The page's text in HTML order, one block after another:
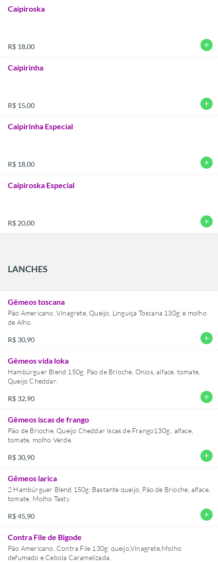
Caipiroska
R$ 18,00 add
Caipirinha
R$ 15,00 add
Caipirinha Especial
R$ 18,00 add
Caipiroska Especial
R$ 20,00 add
LANCHES
Gêmeos toscana
Pão Americano, Vinagrete, Queijo, Linguiça Toscana 130g: e molho
de Alho.
R$ 30,90 add
Gêmeos vida loka
Hambúrguer Blend 150g: Pão de Brioche, Onios, alface, tomate,
Queijo Cheddar.
R$ 32,90 add
Gêmeos iscas de frango
Pão de Brioche, Queijo Cheddar Iscas de Frango130g:, alface,
tomate, molho Verde.
R$ 30,90 add
Gêmeos larica
2 Hambúrguer Blend 150g: Bastante queijo, Pão de Brioche, alface,
tomate, Molho Tasty.
R$ 45,90 add
Contra File de Bigode
Pão Americano, Contra File 130g: queijo,Vinagrete,Molho
defumado e Cebola Caramelizada.